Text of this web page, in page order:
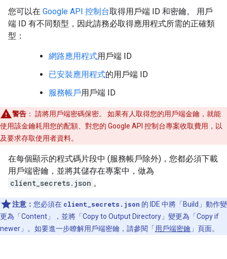
您可以在 Google API 控制台取得用戶端 ID 和密鑰。 用戶
端 ID 有不同類型，因此請務必取得應用程式所需的正確類
型：
網路應用程式用戶端 ID
已安裝應用程式的用戶端 ID
服務帳戶用戶端 ID
警告 ： 請將用戶端密碼保密。 如果有人取得您的用戶端金鑰，就能
使用該金鑰耗用您的配額、對您的 Google API 控制台專案收取費用，以
及要求存取使用者資料。
在每個顯示的程式碼片段中 (服務帳戶除外)，您都必須下載
用戶端密鑰，並將其儲存在專案中，做為
client_secrets.json 。
注意： 您必須在 client_secrets.json 的 IDE 中將「Build」動作變
更為「Content」，並將「Copy to Output Directory」變更為「Copy if
newer」。如要進一步瞭解用戶端密鑰，請參閱「 用戶端密鑰 」頁面。